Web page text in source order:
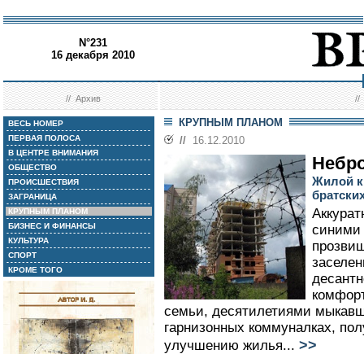
N°231
16 декабря 2010
//Архив //
ВЕСЬ НОМЕР
ПЕРВАЯ ПОЛОСА
В ЦЕНТРЕ ВНИМАНИЯ
ОБЩЕСТВО
ПРОИСШЕСТВИЯ
ЗАГРАНИЦА
КРУПНЫМ ПЛАНОМ
БИЗНЕС И ФИНАНСЫ
КУЛЬТУРА
СПОРТ
КРОМЕ ТОГО
КРУПНЫМ ПЛАНОМ
// 16.12.2010
Жилой
семьи, десятилетиями
гарнизонных коммуналках,
улучшению жилья... >>